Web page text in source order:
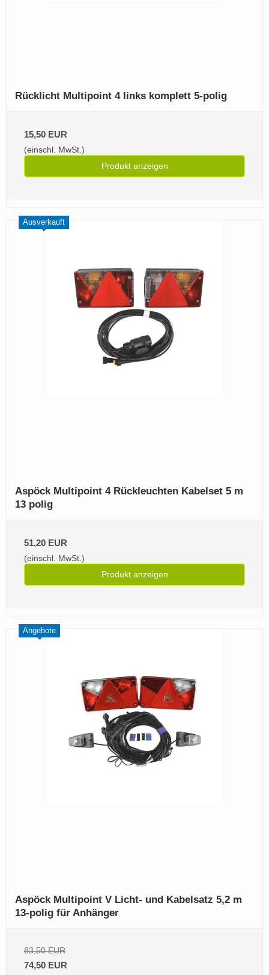
Rücklicht Multipoint 4 links komplett 5-polig
15,50 EUR
(einschl. MwSt.)
Produkt anzeigen
Ausverkauft
Aspöck Multipoint 4 Rückleuchten Kabelset 5 m
13 polig
51,20 EUR
(einschl. MwSt.)
Produkt anzeigen
Angebote
Aspöck Multipoint V Licht- und Kabelsatz 5,2 m
13-polig für Anhänger
83,50 EUR
74,50 EUR